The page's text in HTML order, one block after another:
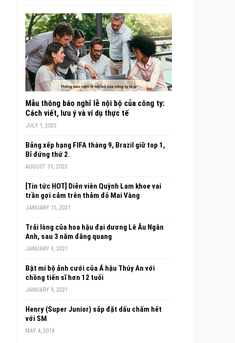
Mẫu thông báo nghỉ lễ nội bộ của công ty:
Cách viết, lưu ý và ví dụ thực tế
JULY 1, 2025
Bảng xếp hạng FIFA tháng 9, Brazil giữ top 1,
Bỉ đứng thứ 2.
AUGUST 31, 2022
[Tin tức HOT] Diễn viên Quỳnh Lam khoe vai
trần gợi cảm trên thảm đỏ Mai Vàng
JANUARY 15, 2021
Trải lòng của hoa hậu đại dương Lê Âu Ngân
Anh, sau 3 năm đăng quang
JANUARY 9, 2021
Bật mí bộ ảnh cưới của Á hậu Thúy An với
chồng tiến sĩ hơn 12 tuổi
JANUARY 9, 2021
Henry (Super Junior) sắp đặt dấu chấm hết
với SM
MAY 4, 2018